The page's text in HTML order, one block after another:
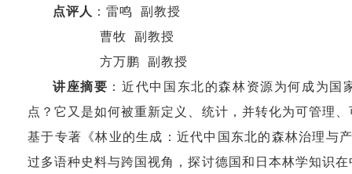
点评人 ：雷鸣 副教授
曹牧 副教授
方万鹏 副教授
讲座摘要 ：近代中国东北的森林资源为何成为国
点？它又是如何被重新定义、统计，并转化为可管理
基于专著《林业的生成：近代中国东北的森林治理与
过多语种史料与跨国视角，探讨德国和日本林学知识